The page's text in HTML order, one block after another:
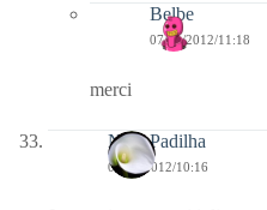
Belbe
07/01/2012/11:18
merci
Nina Padilha
07/01/2012/10:16